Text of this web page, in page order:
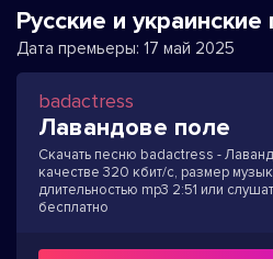
Русские и украинские
Дата премьеры: 17 май 2025
badactress
Лавандове поле
Скачать песню badactress -
качестве 320 кбит/с, размер
длительностью mp3 2:51 или
бесплатно